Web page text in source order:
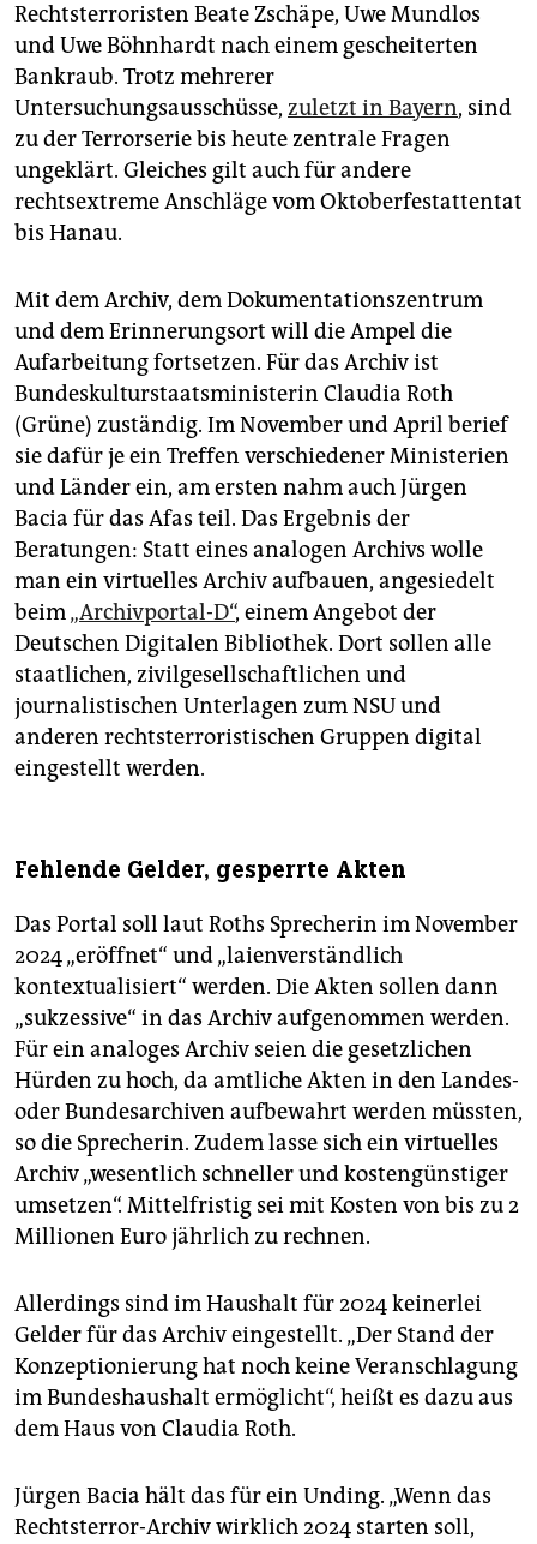
Rechtsterroristen Beate Zschäpe, Uwe Mundlos
und Uwe Böhnhardt nach einem gescheiterten
Bankraub. Trotz mehrerer
Untersuchungsausschüsse, zuletzt in Bayern, sind
zu der Terrorserie bis heute zentrale Fragen
ungeklärt. Gleiches gilt auch für andere
rechtsextreme Anschläge vom Oktoberfestattentat
bis Hanau.
Mit dem Archiv, dem Dokumentationszentrum
und dem Erinnerungsort will die Ampel die
Aufarbeitung fortsetzen. Für das Archiv ist
Bundeskulturstaatsministerin Claudia Roth
(Grüne) zuständig. Im November und April berief
sie dafür je ein Treffen verschiedener Ministerien
und Länder ein, am ersten nahm auch Jürgen
Bacia für das Afas teil. Das Ergebnis der
Beratungen: Statt eines analogen Archivs wolle
man ein virtuelles Archiv aufbauen, angesiedelt
beim„Archivportal-D“, einem Angebot der
Deutschen Digitalen Bibliothek. Dort sollen alle
staatlichen, zivilgesellschaftlichen und
journalistischen Unterlagen zum NSU und
anderen rechtsterroristischen Gruppen digital
eingestellt werden.
Fehlende Gelder, gesperrte Akten
Das Portal soll laut Roths Sprecherin im November
2024 „eröffnet“ und „laienverständlich
kontextualisiert“ werden. Die Akten sollen dann
„sukzessive“ in das Archiv aufgenommen werden.
Für ein analoges Archiv seien die gesetzlichen
Hürden zu hoch, da amtliche Akten in den Landes-
oder Bundesarchiven aufbewahrt werden müssten,
so die Sprecherin. Zudem lasse sich ein virtuelles
Archiv „wesentlich schneller und kostengünstiger
umsetzen“. Mittelfristig sei mit Kosten von bis zu 2
Millionen Euro jährlich zu rechnen.
Allerdings sind im Haushalt für 2024 keinerlei
Gelder für das Archiv eingestellt. „Der Stand der
Konzeptionierung hat noch keine Veranschlagung
im Bundeshaushalt ermöglicht“, heißt es dazu aus
dem Haus von Claudia Roth.
Jürgen Bacia hält das für ein Unding. „Wenn das
Rechtsterror-Archiv wirklich 2024 starten soll,